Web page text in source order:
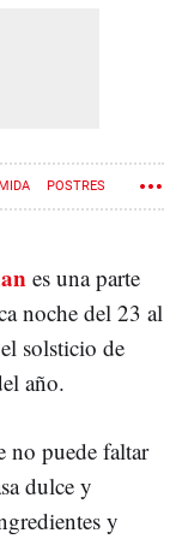
POSTRES
es una parte
noche del 23 al
solsticio de
año.
no puede faltar
dulce y
y